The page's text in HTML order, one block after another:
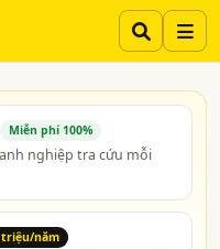
Miễn phí 100%
nghiệp tra cứu mỗi
triệu/năm